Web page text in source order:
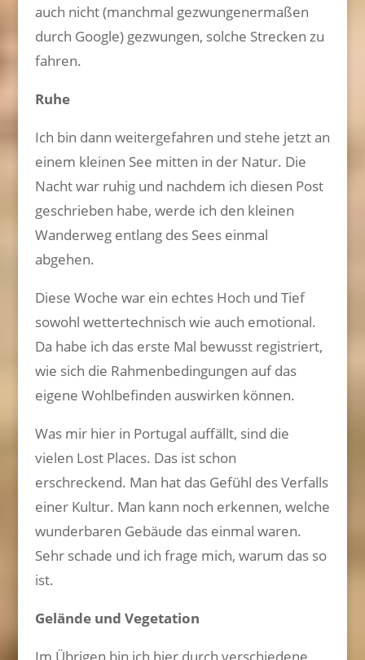
auch nicht (manchmal gezwungenermaßen
durch Google) gezwungen, solche Strecken zu
fahren.
Ruhe
Ich bin dann weitergefahren und stehe jetzt an
einem kleinen See mitten in der Natur. Die
Nacht war ruhig und nachdem ich diesen Post
geschrieben habe, werde ich den kleinen
Wanderweg entlang des Sees einmal
abgehen.
Diese Woche war ein echtes Hoch und Tief
sowohl wettertechnisch wie auch emotional.
Da habe ich das erste Mal bewusst registriert,
wie sich die Rahmenbedingungen auf das
eigene Wohlbefinden auswirken können.
Was mir hier in Portugal auffällt, sind die
vielen Lost Places. Das ist schon
erschreckend. Man hat das Gefühl des Verfalls
einer Kultur. Man kann noch erkennen, welche
wunderbaren Gebäude das einmal waren.
Sehr schade und ich frage mich, warum das so
ist.
Gelände und Vegetation